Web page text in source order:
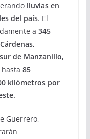
lluvias en
del país. El
a 345
de Manzanillo,
85
kilómetros por
Guerrero,